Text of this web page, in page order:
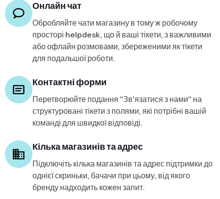
Онлайн чат
Обробляйте чати магазину в тому ж робочому
просторі helpdesk, що й ваші тікети, з важливими
або офлайн розмовами, збереженими як тікети
для подальшої роботи.
Контактні форми
Перетворюйте подання "Зв'язатися з нами" на
структуровані тікети з полями, які потрібні вашій
команді для швидкої відповіді.
Кілька магазинів та адрес
Підключіть кілька магазинів та адрес підтримки до
однієї скриньки, бачачи при цьому, від якого
бренду надходить кожен запит.